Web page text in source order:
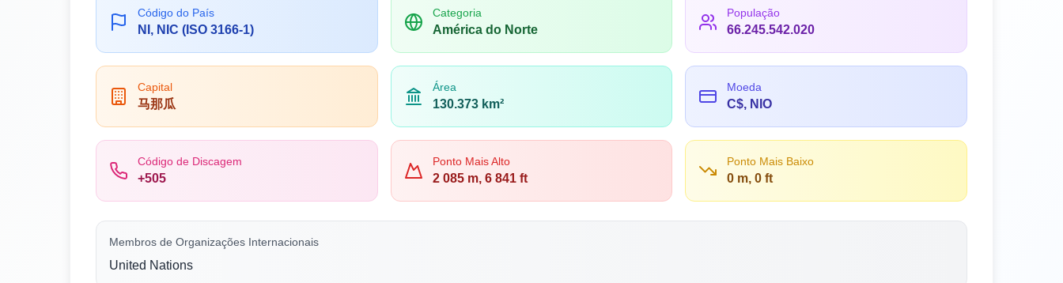
Código do País
NI, NIC (ISO 3166-1)
Categoria
América do Norte
População
66.245.542.020
Capital
马那瓜
Área
130.373 km²
Moeda
C$, NIO
Código de Discagem
+505
Ponto Mais Alto
2 085 m, 6 841 ft
Ponto Mais Baixo
0 m, 0 ft
Membros de Organizações Internacionais
United Nations